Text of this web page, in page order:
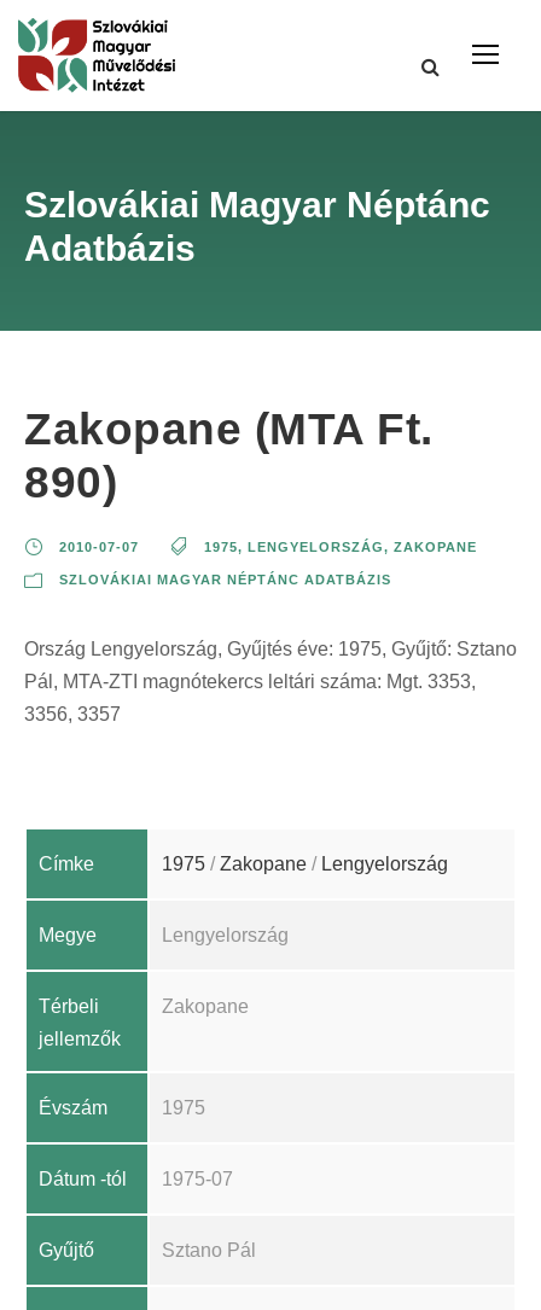
Szlovákiai Magyar Néptánc
Adatbázis
Zakopane (MTA Ft.
890)
2010-07-07 1975, LENGYELORSZÁG, ZAKOPANE
SZLOVÁKIAI MAGYAR NÉPTÁNC ADATBÁZIS
Ország Lengyelország, Gyűjtés éve: 1975, Gyűjtő: Sztano
Pál, MTA-ZTI magnótekercs leltári száma: Mgt. 3353,
3356, 3357
Címke 1975 /Zakopane / Lengyelország
Megye Lengyelország
Térbeli
jellemzők
Zakopane
Évszám 1975
Dátum -tól 1975-07
Gyűjtő Sztano Pál